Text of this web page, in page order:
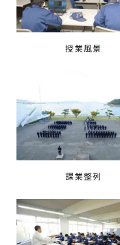
海上保安活動に
係る調査研究
海上保安活動に係る物
品・書籍等の販売
授業風景
課業整列